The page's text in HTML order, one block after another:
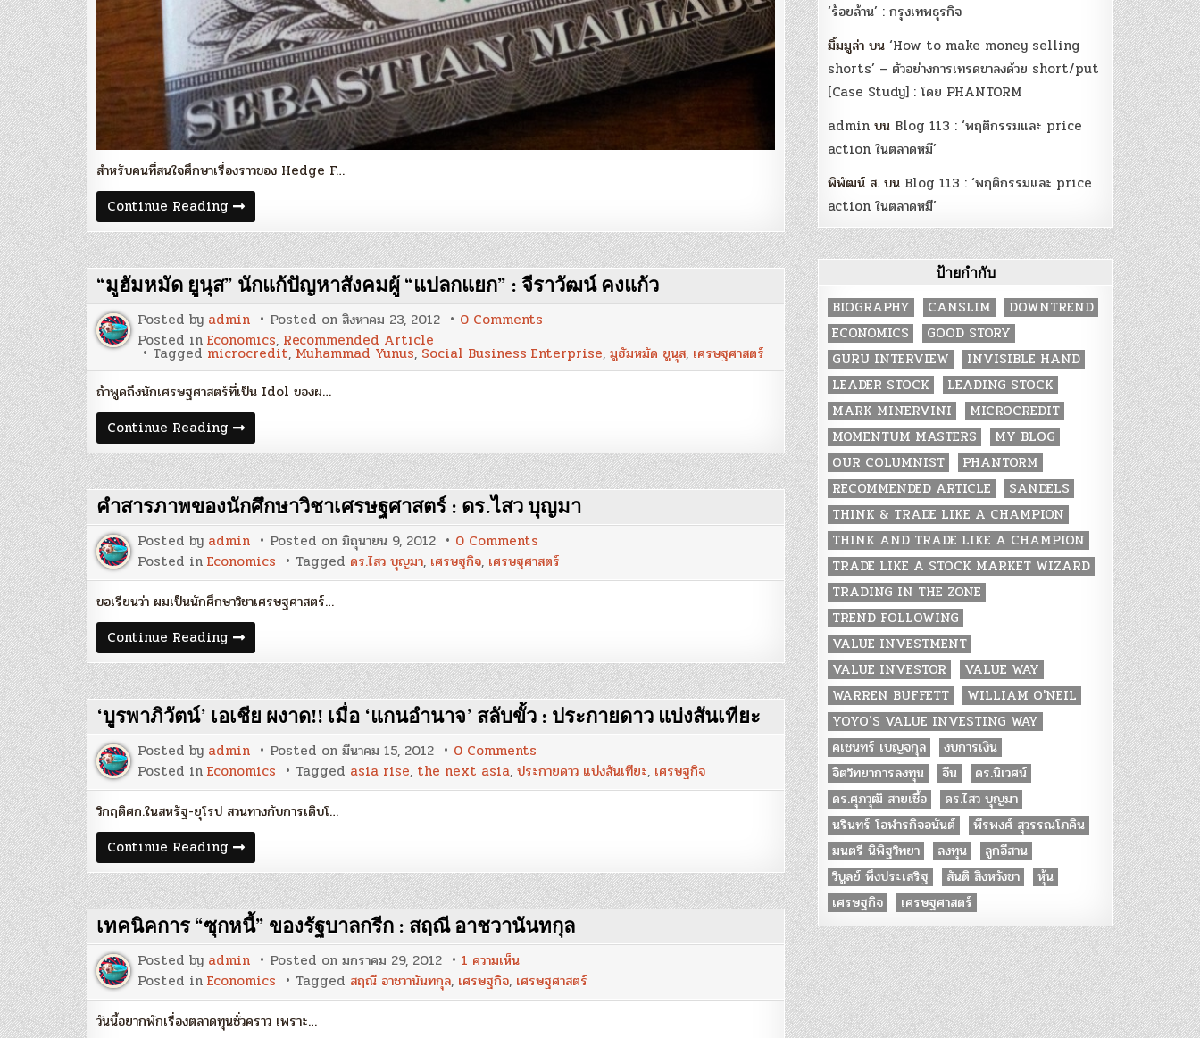
สำหรับคนที่สนใจศึกษาเรื่องราวของ Hedge F…
Continue Reading Blog
62
:
‘More
Money
than
God’
–
ประวัติศาสตร์
การ
เก็ง
กำไร
และ
ตำนาน
ของ
Fund
“มูฮัมหมัด ยูนุส” นักแก้ปัญหาสังคมผู้ “แปลกแยก” : จีราวัฒน์ คงแก้ว
Posted by admin Posted on สิงหาคม 23, 2012 0 Comments
ฮัม
หมัด
ยู
ผู้
“แปลก
แยก”
:
จี
รา
วัฒน์
แก้ว
Posted in Economics, Recommended Article
Tagged microcredit, Muhammad Yunus, Social Business Enterprise, มูฮัมหมัด ยูนุส, เศรษฐศาสตร์
ถ้าพูดถึงนักเศรษฐศาสตร์ที่เป็น Idol ของผ…
Continue Reading “มู
ฮัม
หมัด
ยู
นุส”
นัก
แก้
ปัญหา
สังคม
ผู้
“แปลก
:
จี
วัฒน์
คง
แก้ว
คำสารภาพของนักศึกษาวิชาเศรษฐศาสตร์ : ดร.ไสว บุญมา
Posted by admin Posted on มิถุนายน 9, 2012 0 Comments
คำ
สารภาพ
ของ
บุญ
มา
Posted in Economics Tagged ดร.ไสว บุญมา, เศรษฐกิจ, เศรษฐศาสตร์
ขอเรียนว่า ผมเป็นนักศึกษาวิชาเศรษฐศาสตร์…
Continue Reading คำ
สารภาพ
ของ
นักศึกษา
วิชา
เศรษฐศาสตร์
:
ดร.ไสว
บุญ
มา
‘บูรพาภิวัตน์’ เอเชีย ผงาด!! เมื่อ ‘แกนอำนาจ’ สลับขั้ว : ประกายดาว แบ่งสันเทียะ
Posted by admin Posted on มีนาคม 15, 2012 0 Comments
‘บูร
พา
ภิ
‘แกน
อำนาจ’
สลับ
ขั้ว
:
ประกาย
ดาว
สัน
เที
ยะ
Posted in Economics Tagged asia rise, the next asia, ประกายดาว แบ่งสันเทียะ, เศรษฐกิจ
วิกฤติศก.ในสหรัฐ-ยุโรป สวนทางกับการเติบโ…
Continue Reading ‘บูร
พา
ภิ
วัต
น์’
เอเชีย
ผงาด!!
เมื่อ
‘แกน
อำนาจ’
สลับ
:
ประกาย
เทคนิคการ “ซุกหนี้” ของรัฐบาลกรีก : สฤณี อาชวานันทกุล
Posted by admin Posted on มกราคม 29, 2012 1 ความเห็นบน
เทคนิค
การ
“ซุก
Posted in Economics Tagged สฤณี อาชวานันทกุล, เศรษฐกิจ, เศรษฐศาสตร์
วันนี้อยากพักเรื่องตลาดทุนชั่วคราว เพราะ…
‘ร้อยล้าน’ : กรุงเทพธุรกิจ
มิ้มมูล่า บน‘How to make money selling
shorts’ – ตัวอย่างการเทรดขาลงด้วย short/put
[Case Study] : โดย PHANTORM
admin บน Blog 113 : ‘พฤติกรรมและ price
action ในตลาดหมี’
พิพัฒน์ ส. บน Blog 113 : ‘พฤติกรรมและ price
action ในตลาดหมี’
ป้ายกำกับ
BIOGRAPHY CANSLIM
DOWNTREND
ECONOMICS
GOOD STORY
GURU INTERVIEW
INVISIBLE HAND
LEADER STOCK
LEADING STOCK
MARK MINERVINI
MICROCREDIT
MOMENTUM MASTERS
MY BLOG
OUR COLUMNIST
PHANTORM
RECOMMENDED ARTICLE
SANDELS
THINK & TRADE LIKE A CHAMPION
THINK AND TRADE LIKE A CHAMPION
TRADE LIKE A STOCK MARKET WIZARD
TRADING IN THE ZONE
TREND FOLLOWING
VALUE INVESTMENT
VALUE INVESTOR
VALUE WAY
WARREN BUFFETT
WILLIAM O'NEIL
YOYO’S VALUE INVESTING WAY
คเชนทร์ เบญจกุล
งบการเงิน
จิตวิทยาการลงทุน
จีน
ดร.นิเวศน์
ดร.ศุภวุฒิ สายเชื้อ
ดร.ไสว บุญมา
นรินทร์ โอฬารกิจอนันต์
พีรพงศ์ สุวรรณโภคิน
มนตรี นิพิฐวิทยา
ลงทุน
ลูกอีสาน
วิบูลย์ พึงประเสริฐ
สันติ สิงหวังชา
หุ้น
เศรษฐกิจ
เศรษฐศาสตร์